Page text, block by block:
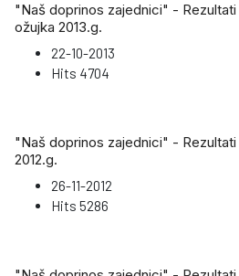
"Naš doprinos zajednici" - Rezultati
ožujka 2013.g.
22-10-2013
Hits 4704
"Naš doprinos zajednici" - Rezultati
2012.g.
26-11-2012
Hits 5286